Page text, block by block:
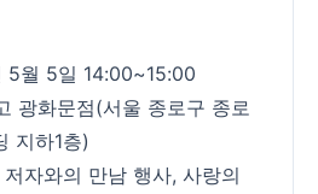
5월 5일 14:00~15:00
광화문점(서울 종로구 종로
지하1층)
자와의 만남 행사, 사랑의